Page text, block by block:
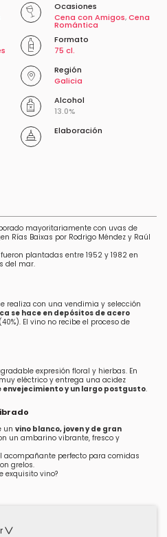
Ocasiones
Cena con Amigos,Cena
Romántica
Formato
75 cl.
Región
Galicia
Alcohol
13.0%
Elaboración
mayoritariamente con uvas de
Rías Baixas por Rodrigo Méndez y Raúl
plantadas entre 1952 y 1982 en
del mar.
realiza con una vendimia y selección
se hace en depósitos de acero
(40%). El vino no recibe el proceso de
expresión floral y hierbas. En
eléctrico y entrega una acidez
envejecimiento y un largo postgusto.
un vino blanco, joven y de gran
un ambarino vibrante, fresco y
acompañante perfecto para comidas
grelos.
exquisito vino?